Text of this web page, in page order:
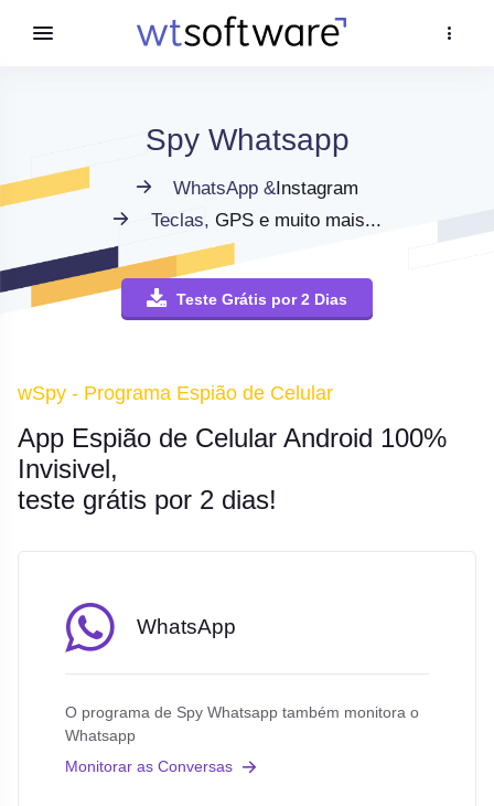
Spy Whatsapp
WhatsApp &Instagram
Teclas, GPS e muito mais...
Teste Grátis por 2 Dias
wSpy - Programa Espião de Celular
App Espião de Celular Android 100%
Invisivel,
teste grátis por 2 dias!
WhatsApp
O programa de Spy Whatsapp também monitora o
Whatsapp
Monitorar as Conversas